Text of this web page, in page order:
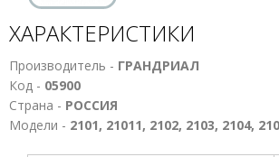
ХАРАКТЕРИСТИКИ
Производитель - ГРАНДРИАЛ
Код - 05900
Страна - РОССИЯ
Модели - 2101, 21011, 2102, 2103, 2104,